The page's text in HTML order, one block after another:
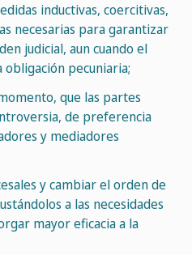
inductivas, coercitivas,
necesarias para garantizar
judicial, aun cuando el
obligación pecuniaria;
que las partes
de preferencia
y mediadores
y cambiar el orden de
a las necesidades
mayor eficacia a la